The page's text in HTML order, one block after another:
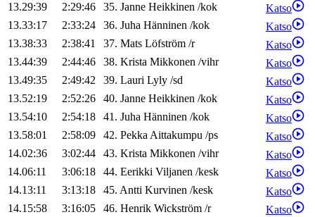
13.29:39
2:29:46 35. Janne Heikkinen /kok
Katso
13.33:17
2:33:24 36. Juha Hänninen /kok
Katso
13.38:33
2:38:41 37. Mats Löfström /r
Katso
13.44:39
2:44:46 38. Krista Mikkonen /vihr
Katso
13.49:35
2:49:42 39. Lauri Lyly /sd
Katso
13.52:19
2:52:26 40. Janne Heikkinen /kok
Katso
13.54:10
2:54:18 41. Juha Hänninen /kok
Katso
13.58:01
2:58:09 42. PekkaAittakumpu /ps
Katso
14.02:36
3:02:44 43. Krista Mikkonen /vihr
Katso
14.06:11
3:06:18 44. Eerikki Viljanen /kesk
Katso
14.13:11
3:13:18 45. Antti Kurvinen /kesk
Katso
14.15:58
3:16:05 46. Henrik Wickström /r
Katso